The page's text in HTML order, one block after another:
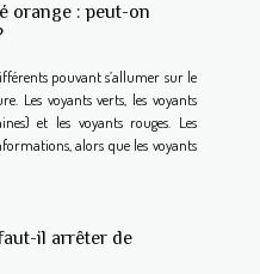
orange : peut-on
pouvant s’allumer sur le
Les voyants verts, les voyants
et les voyants rouges. Les
alors que les voyants
il arrêter de